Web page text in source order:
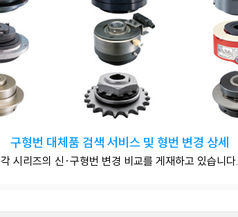
구형번 대체품 검색 서비스 및 형번 변경 상세
각 시리즈의 신·구형번 변경 비교를 게재하고 있습니다.